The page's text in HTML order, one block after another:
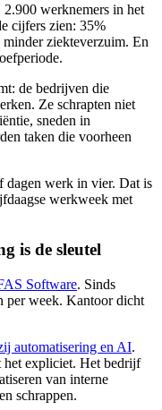
werknemers in het
cijfers zien: 35%
ziekteverzuim. En
de bedrijven die
Ze schrapten niet
sneden in
taken die voorheen
dagen werk in vier. Dat is
werkweek met
is de sleutel
Software. Sinds
per week. Kantoor dicht
automatisering en AI.
het expliciet. Het bedrijf
van interne
schrappen.